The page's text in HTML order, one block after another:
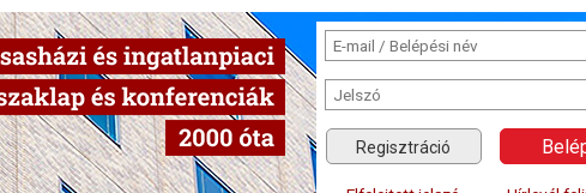
Regisztráció